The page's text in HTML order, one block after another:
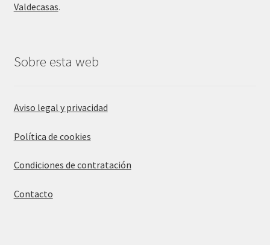
Valdecasas.
Sobre esta web
Aviso legal y privacidad
Política de cookies
Condiciones de contratación
Contacto